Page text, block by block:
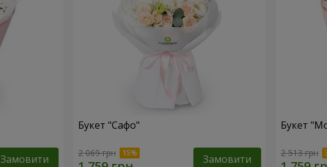
Замовити
Букет "Сафо"
2 069 грн Замовити
Букет
2 513 грн